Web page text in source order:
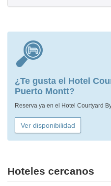
¿Te gusta el Hotel
Puerto Montt?
Reserva ya en el Hotel Courtyard
Ver disponibilidad
Hoteles cercanos